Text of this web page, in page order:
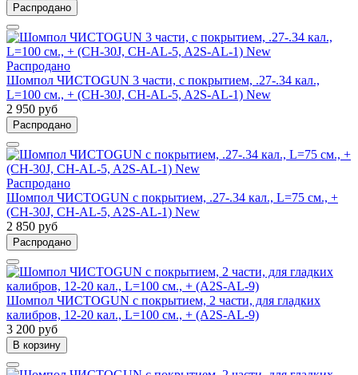
Распродано
Распродано
Шомпол ЧИСТОGUN 3 части, с покрытием, .27-.34 кал.,
L=100 см., + (CH-30J, CH-AL-5, A2S-AL-1) New
2 950 руб
Распродано
Распродано
Шомпол ЧИСТОGUN с покрытием, .27-.34 кал., L=75 см., +
(CH-30J, CH-AL-5, A2S-AL-1) New
2 850 руб
Распродано
Шомпол ЧИСТОGUN с покрытием, 2 части, для гладких
калибров, 12-20 кал., L=100 см., + (A2S-AL-9)
3 200 руб
В корзину